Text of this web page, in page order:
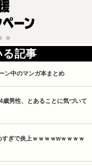
記事
ン中のマンガ本まとめ
男性、とあることに気づいて
すぎで炎上ｗｗｗｗwｗｗｗｗ